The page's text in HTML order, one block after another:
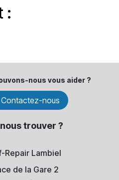
:
​nous vous aider ?
nous
trouver ?
Repair Lambiel
de la Gare 2